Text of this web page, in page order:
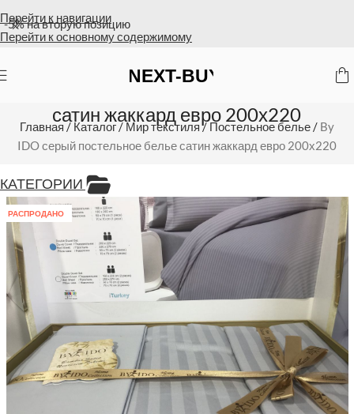
Перейти к навигации
Перейти к основному содержимому
Оплата на счет = бесплатная доставка
By IDO серый постельное белье
сатин жаккард евро 200х220
Главная/Каталог/Мир текстиля/Постельное белье/ By
IDO серый постельное белье сатин жаккард евро 200х220
КАТЕГОРИИ
РАСПРОДАНО